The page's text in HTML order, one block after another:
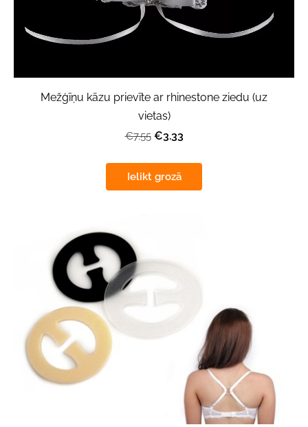
Mežģīņu kāzu prievīte ar rhinestone ziedu (uz
vietas)
€7.55 €3.33
Ielikt grozā